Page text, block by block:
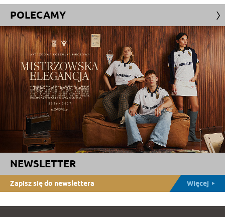
POLECAMY
NEWSLETTER
Zapisz się do newslettera Więcej